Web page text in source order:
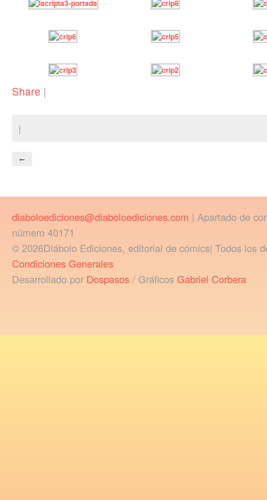
Share |
|
←
diaboloediciones@diaboloediciones.com | Apartado de
número 40171
© 2026Diábolo Ediciones, editorial de cómics| Todos los
Condiciones Generales
Desarrollado por Dospasos / Gráficos Gabriel Corbera